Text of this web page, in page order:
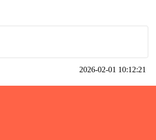
2026-02-01 10:12:21